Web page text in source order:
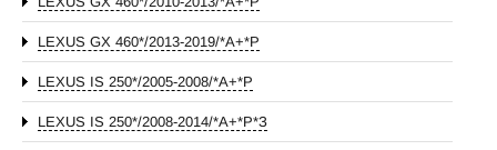
LEXUS GX 460*/2013-2019/*А+*P
LEXUS IS 250*/2005-2008/*А+*P
LEXUS IS 250*/2008-2014/*А+*P*З